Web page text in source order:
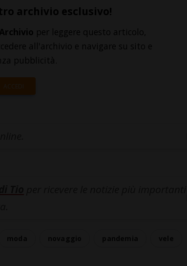
archivio esclusivo!
Archivio per leggere questo articolo,
all'archivio e navigare su sito e
pubblicità.
ACCEDI